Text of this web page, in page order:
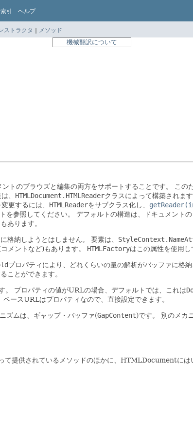
索引 ヘルプ
ストラクタ | メソッド
機械翻訳について
トのブラウズと編集の両方をサポートすることです。
この
、 HTMLDocument.HTMLReaderクラスによって構築されま
更するには、 HTMLReaderをサブクラス化し、
を参照してください。
デフォルトの構造は、ドキュメント
あります。
格納しようとはしません。 要素は、
メントなど)もあります。 HTMLFactoryはこの属性を使用し
プロパティにより、どれくらいの量の解析がバッファに格
ことができます。
。 プロパティの値がURLの場合、デフォルトでは、これは
ベースURLはプロパティなので、直接設定できます。
ズムは、ギャップ・バッファ(GapContent)です。 別のメカ
供されているメソッドのほかに、HTMLDocumentにはい